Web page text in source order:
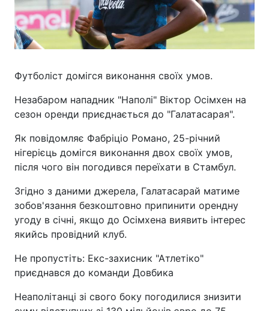
Футболіст домігся виконання своїх умов.
Незабаром нападник "Наполі" Віктор Осімхен на
сезон оренди приєднається до "Галатасарая".
Як повідомляє Фабріціо Романо, 25-річний
нігерієць домігся виконання двох своїх умов,
після чого він погодився переїхати в Стамбул.
Згідно з даними джерела, Галатасарай матиме
зобов'язання безкоштовно припинити орендну
угоду в січні, якщо до Осімхена виявить інтерес
якийсь провідний клуб.
Не пропустіть: Екс-захисник "Атлетіко"
приєднався до команди Довбика
Неаполітанці зі свого боку погодилися знизити